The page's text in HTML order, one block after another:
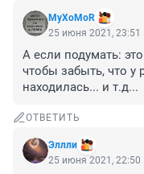
MyXoMoR
25 июня 2021, 23:51
А если подумать:
чтобы забыть, что у
находилась... и т.д...
ОТВЕТИТЬ
Эллли
25 июня 2021, 22:50